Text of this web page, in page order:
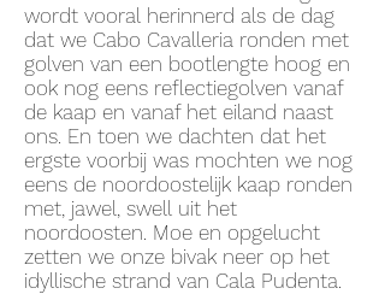
wordt vooral herinnerd als de dag
dat we Cabo Cavalleria ronden met
golven van een bootlengte hoog en
ook nog eens reflectiegolven vanaf
de kaap en vanaf het eiland naast
ons. En toen we dachten dat het
ergste voorbij was mochten we nog
eens de noordoostelijk kaap ronden
met, jawel, swell uit het
noordoosten. Moe en opgelucht
zetten we onze bivak neer op het
idyllische strand van Cala Pudenta.